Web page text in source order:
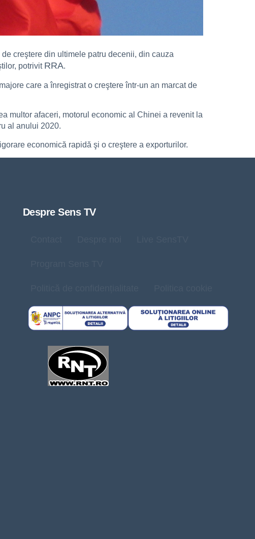
creştere din ultimele patru decenii, din cauza
potrivit RRA.
care a înregistrat o creştere într-un an marcat de
multor afaceri, motorul economic al Chinei a revenit la
al anului 2020.
economică rapidă şi o creştere a exporturilor.
Despre Sens TV